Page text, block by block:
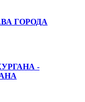
ГОРОДА
-